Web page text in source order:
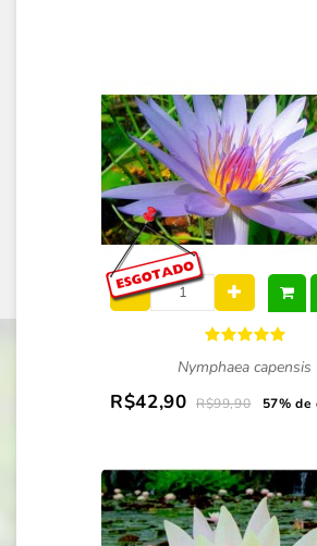
Nymphaea capensis
R$42,90 R$99,90 57% de